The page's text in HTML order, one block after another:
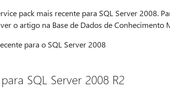
pack mais recente para SQL Server 2008.
o artigo na Base de Dados de Conhecimento
para o SQL Server 2008
SQL Server 2008 R2